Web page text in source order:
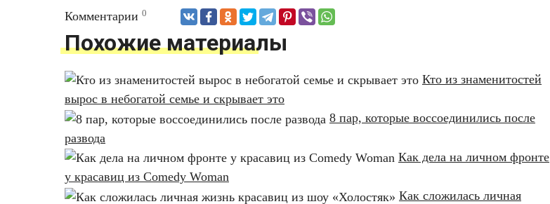
Комментарии 0
Похожие материалы
Кто из знаменитостей
вырос в небогатой семье и скрывает это
8 пар, которые воссоединились после
развода
Как дела на личном фронте
у красавиц из Comedy Woman
Как сложилась личная